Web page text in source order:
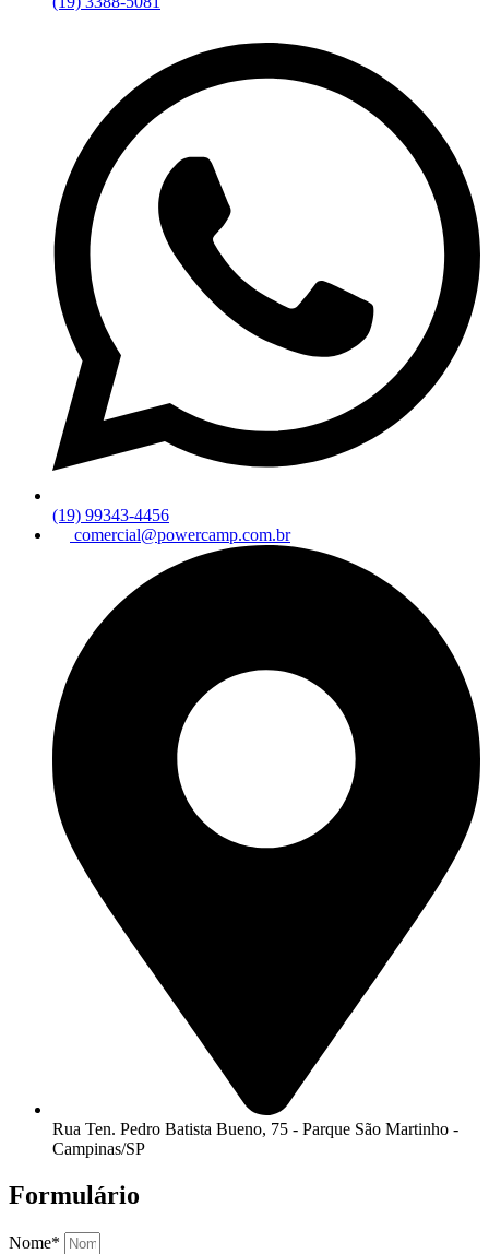
(19) 99343-4456
comercial@powercamp.com.br
Rua Ten. Pedro Batista Bueno, 75 - Parque São Martinho -
Campinas/SP
Formulário
Nome*